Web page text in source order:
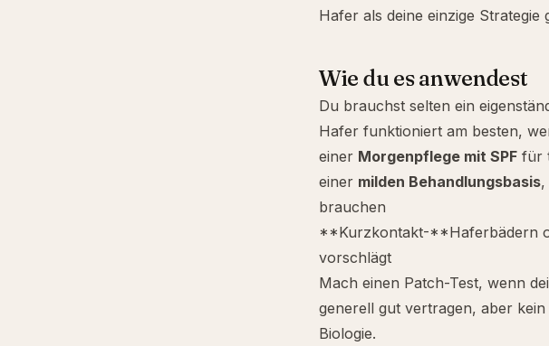
Hafer als deine einzige Strategie
Wie du es anwendest
Du brauchst selten ein
Hafer funktioniert am besten,
einer Morgenpflege mit SPF für
einer milden Behandlungsbasis,
brauchen
**Kurzkontakt-**Haferbädern
vorschlägt
Mach einen Patch-Test, wenn
generell gut vertragen, aber
Biologie.